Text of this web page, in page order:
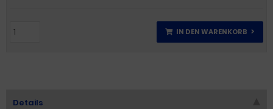
IN DEN WARENKORB
Details